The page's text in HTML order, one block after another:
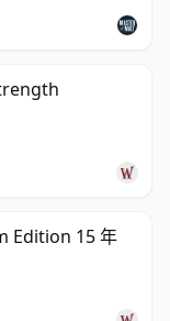
Edition 15 年